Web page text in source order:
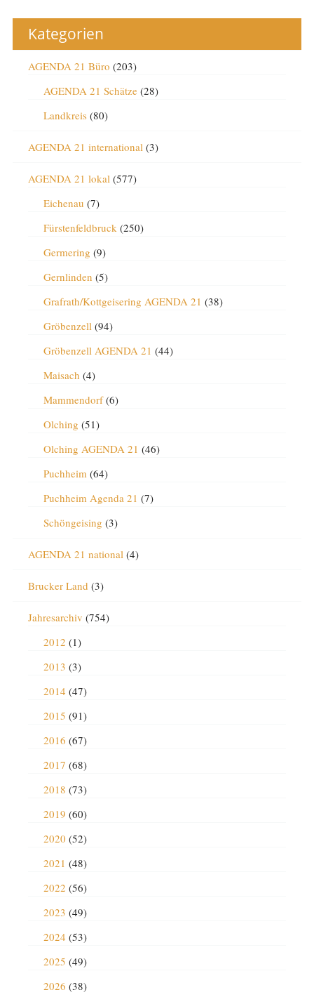
Kategorien
AGENDA 21 Büro (203)
AGENDA 21 Schätze(28)
Landkreis(80)
AGENDA 21 international(3)
AGENDA 21 lokal(577)
Eichenau (7)
Fürstenfeldbruck(250)
Germering (9)
Gernlinden (5)
Grafrath/Kottgeisering AGENDA 21 (38)
Gröbenzell(94)
Gröbenzell AGENDA 21 (44)
Maisach (4)
Mammendorf(6)
Olching (51)
Olching AGENDA 21 (46)
Puchheim(64)
Puchheim Agenda 21 (7)
Schöngeising (3)
AGENDA 21 national(4)
Brucker Land (3)
Jahresarchiv (754)
2012 (1)
2013 (3)
2014 (47)
2015 (91)
2016 (67)
2017 (68)
2018 (73)
2019 (60)
2020 (52)
2021 (48)
2022 (56)
2023 (49)
2024 (53)
2025 (49)
2026 (38)